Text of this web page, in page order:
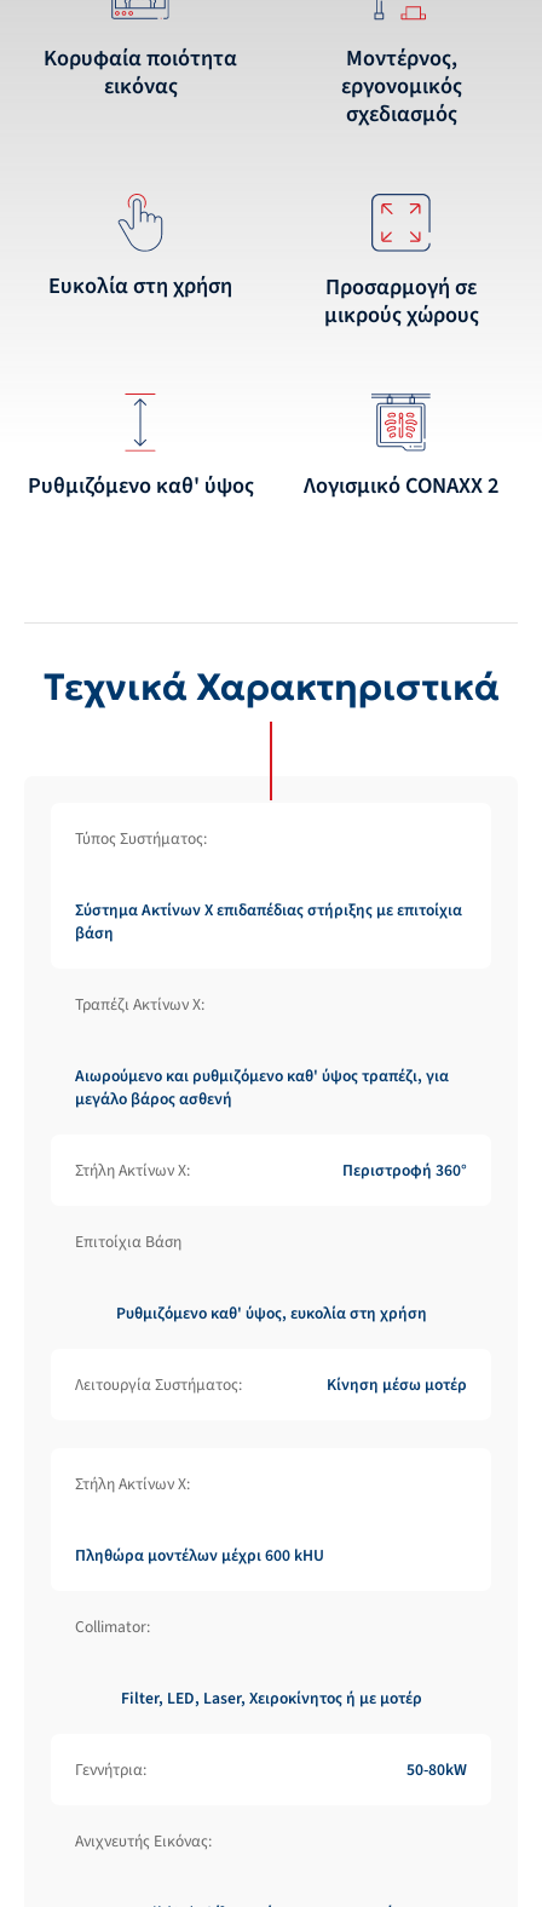
Κορυφαία ποιότητα
εικόνας
Μοντέρνος,
εργονομικός
σχεδιασμός
Ευκολία στη χρήση
Προσαρμογή σε
μικρούς χώρους
Ρυθμιζόμενο καθ' ύψος Λογισμικό CONAXX 2
Τεχνικά Χαρακτηριστικά
Τύπος Συστήματος:
Σύστημα Ακτίνων Χ επιδαπέδιας στήριξης με επιτοίχια
βάση
Τραπέζι Ακτίνων X:
Αιωρούμενο και ρυθμιζόμενο καθ' ύψος τραπέζι, για
μεγάλο βάρος ασθενή
Στήλη Ακτίνων X: Περιστροφή 360°
Επιτοίχια Βάση
Ρυθμιζόμενο καθ' ύψος, ευκολία στη χρήση
Λειτουργία Συστήματος: Κίνηση μέσω μοτέρ
Στήλη Ακτίνων X:
Πληθώρα μοντέλων μέχρι 600 kHU
Collimator:
Filter, LED, Laser, Χειροκίνητος ή με μοτέρ
Γεννήτρια: 50-80kW
Ανιχνευτής Εικόνας: